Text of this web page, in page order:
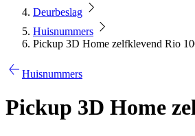
Deurbeslag
Huisnummers
Pickup 3D Home zelfklevend Rio
Huisnummers
Pickup 3D Home